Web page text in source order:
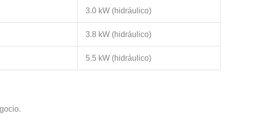
3.0 kW (hidráulico)
3.8 kW (hidráulico)
5.5 kW (hidráulico)